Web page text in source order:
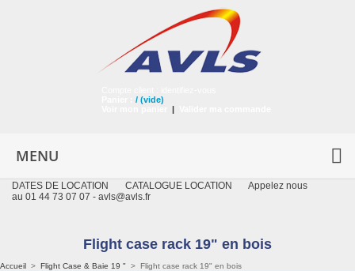
/ (vide)
|
MENU
DATES DE LOCATION CATALOGUE LOCATION
Appelez nous
au 01 44 73 07 07 - avls@avls.fr
Flight case rack 19" en bois
Accueil > Flight Case & Baie 19 " > Flight case rack 19" en bois